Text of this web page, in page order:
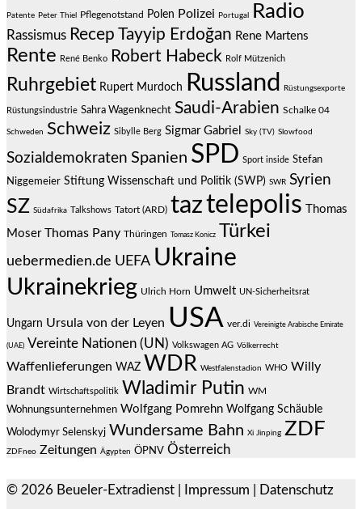
Patente Peter Thiel Pflegenotstand Polen Polizei Portugal Radio
Rassismus Recep Tayyip Erdoğan Rene Martens
Rente René Benko Robert Habeck Rolf Mützenich
Ruhrgebiet Rupert Murdoch Russland Rüstungsexporte
Rüstungsindustrie Sahra Wagenknecht Saudi-Arabien Schalke 04
Schweden Schweiz Sibylle Berg Sigmar Gabriel Sky (TV) Slowfood
Sozialdemokraten Spanien SPD Sport inside Stefan
Niggemeier Stiftung Wissenschaft und Politik (SWP) SWR Syrien
SZ Südafrika Talkshows Tatort (ARD) taztelepolis
Thomas
Moser Thomas Pany Thüringen Tomasz Konicz Türkei
uebermedien.de UEFA Ukraine
Ukrainekrieg Ulrich Horn Umwelt UN-Sicherheitsrat
Ungarn Ursula von der Leyen USA ver.di Vereinigte Arabische Emirate
(UAE) Vereinte Nationen (UN) Volkswagen AG Völkerrecht
Waffenlieferungen WAZ WDR Westfalenstadion WHO Willy
Brandt Wirtschaftspolitik Wladimir Putin WM
Wohnungsunternehmen Wolfgang Pomrehn Wolfgang Schäuble
Wolodymyr Selenskyj Wundersame Bahn Xi Jinping ZDF
ZDFneo Zeitungen Ägypten ÖPNV Österreich
© 2026 Beueler-Extradienst Impressum Datenschutz